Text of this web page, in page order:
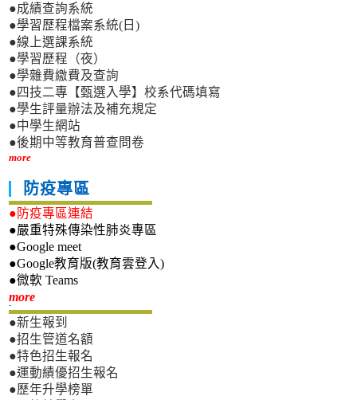
●成績查詢系統
●學習歷程檔案系統(日)
●線上選課系統
●學習歷程（夜）
●學雜費繳費及查詢
●四技二專【甄選入學】校系代碼填寫
●學生評量辦法及補充規定
●中學生網站
●後期中等教育普查問卷
more
防疫專區
●防疫專區連結
●嚴重特殊傳染性肺炎專區
●Google meet
●Google教育版(教育雲登入)
●微軟 Teams
more新生專區
●新生報到
●招生管道名額
●特色招生報名
●運動績優招生報名
●歷年升學榜單